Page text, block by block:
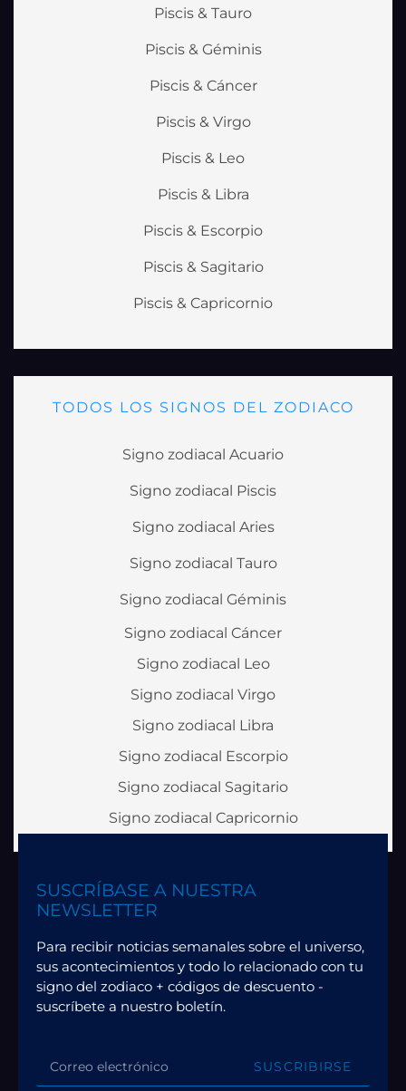
Piscis & Tauro
Piscis & Géminis
Piscis & Cáncer
Piscis & Virgo
Piscis & Leo
Piscis & Libra
Piscis & Escorpio
Piscis & Sagitario
Piscis & Capricornio
TODOS LOS SIGNOS DEL ZODIACO
Signo zodiacal Acuario
Signo zodiacal Piscis
Signo zodiacal Aries
Signo zodiacal Tauro
Signo zodiacal Géminis
Signo zodiacal Cáncer
Signo zodiacal Leo
Signo zodiacal Virgo
Signo zodiacal Libra
Signo zodiacal Escorpio
Signo zodiacal Sagitario
Signo zodiacal Capricornio
SUSCRÍBASE A NUESTRA
NEWSLETTER
Para recibir noticias semanales sobre el universo,
sus acontecimientos y todo lo relacionado con tu
signo del zodiaco + códigos de descuento -
suscríbete a nuestro boletín.
SUSCRIBIRSE